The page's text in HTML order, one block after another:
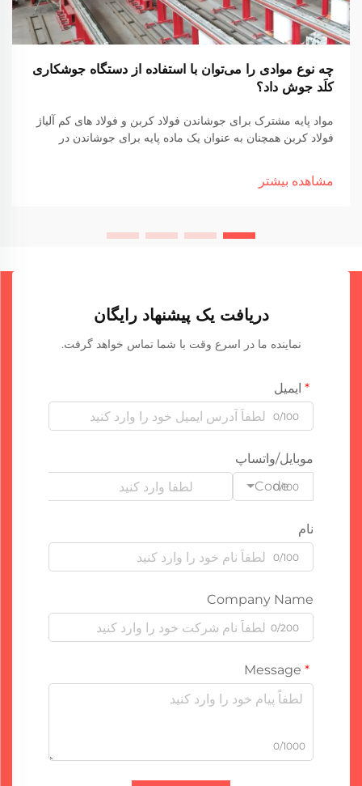
چه نوع موادی را می‌توان با استفاده از دستگاه جوشکاری
کلَد جوش داد؟
مواد پایه مشترک برای جوشاندن فولاد کربن و فولاد های کم آلیاژ
فولاد کربن همچنان به عنوان یک ماده پایه برای جوشاندن در
تر از راه حل هاي ديگر ارزان تر است و در...
مشاهده بیشتر
دریافت یک پیشنهاد رایگان
نماینده ما در اسرع وقت با شما تماس خواهد گرفت.
ایمیل
0/100
موبایل/واتساپ
Code
0/100
نام
0/100
Company Name
0/200
0/1000